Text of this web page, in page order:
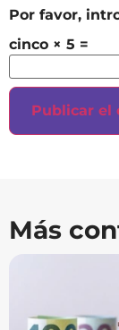
Por favor,
cinco × 5 =
Más